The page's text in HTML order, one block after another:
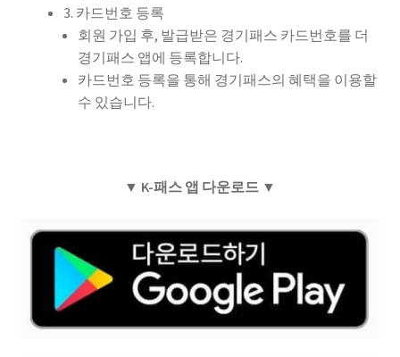
3. 카드번호 등록
회원 가입 후, 발급받은 경기패스 카드번호를 더
경기패스 앱에 등록합니다.
카드번호 등록을 통해 경기패스의 혜택을 이용할
수 있습니다.
▼ K-패스 앱 다운로드 ▼